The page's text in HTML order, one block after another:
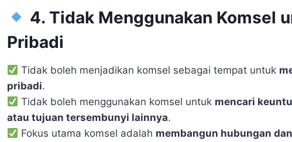
4. Tidak Menggunakan Komsel
Pribadi
Tidak boleh menjadikan komsel sebagai tempat untuk
pribadi.
Tidak boleh menggunakan komsel untuk mencari
atau tujuan tersembunyi lainnya.
Fokus utama komsel adalah membangun hubungan